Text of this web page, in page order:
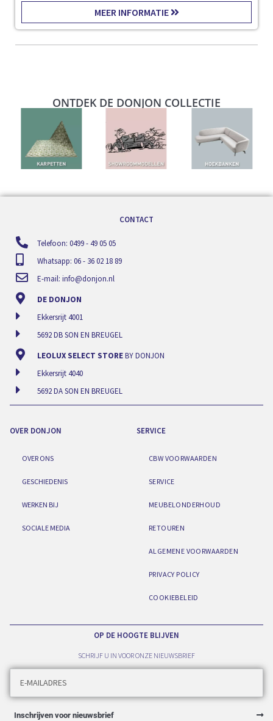
MEER INFORMATIE
ONTDEK DE DONJON COLLECTIE
CONTACT
Telefoon: 0499 - 49 05 05
Whatsapp: 06 - 36 02 18 89
E-mail: info@donjon.nl
DE DONJON
Ekkersrijt 4001
5692 DB SON EN BREUGEL
LEOLUX SELECT STOREBY DONJON
Ekkersrijt 4040
5692 DA SON EN BREUGEL
OVER DONJON
OVER ONS
GESCHIEDENIS
WERKEN BIJ
SOCIALE MEDIA
SERVICE
CBW VOORWAARDEN
SERVICE
MEUBELONDERHOUD
RETOUREN
ALGEMENE VOORWAARDEN
PRIVACY POLICY
COOKIEBELEID
OP DE HOOGTE BLIJVEN
SCHRIJF U IN VOOR ONZE NIEUWSBRIEF
Inschrijven voor nieuwsbrief